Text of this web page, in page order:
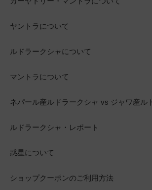
ヤントラについて
ルドラークシャについて
マントラについて
ネパール産ルドラークシャ vs ジャワ産ル
ルドラークシャ・レポート
惑星について
ショップクーポンのご利用方法